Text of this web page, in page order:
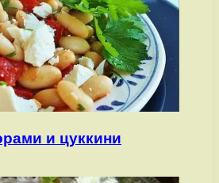
и цуккини